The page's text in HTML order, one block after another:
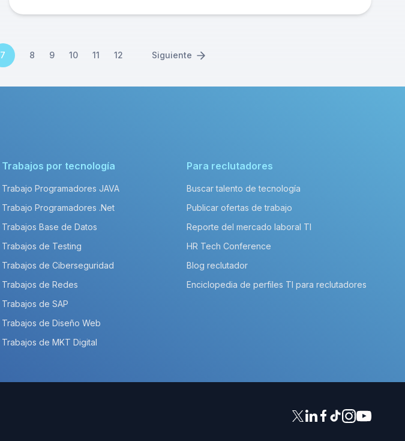
7 8 9 10 11 12 Siguiente
Trabajos por tecnología
Trabajo Programadores JAVA
Trabajo Programadores .Net
Trabajos Base de Datos
Trabajos de Testing
Trabajos de Ciberseguridad
Trabajos de Redes
Trabajos de SAP
Trabajos de Diseño Web
Trabajos de MKT Digital
Para reclutadores
Buscar talento de tecnología
Publicar ofertas de trabajo
Reporte del mercado laboral TI
HR Tech Conference
Blog reclutador
Enciclopedia de perfiles TI para reclutadores